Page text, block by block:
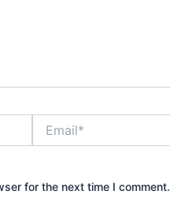
for the next time I comment.